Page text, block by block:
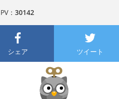
PV： 30142
シェア ツイート